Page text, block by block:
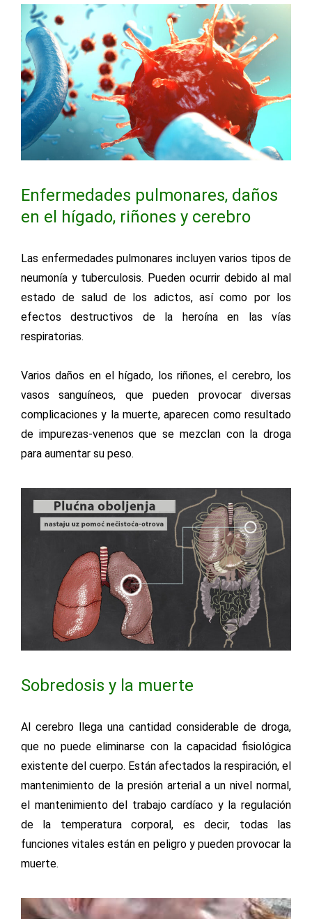
Enfermedades pulmonares, daños
en el hígado, riñones y cerebro
Las enfermedades pulmonares incluyen varios tipos de
neumonía y tuberculosis. Pueden ocurrir debido al mal
estado de salud de los adictos, así como por los
efectos destructivos de la heroína en las vías
respiratorias.
Varios daños en el hígado, los riñones, el cerebro, los
vasos sanguíneos, que pueden provocar diversas
complicaciones y la muerte, aparecen como resultado
de impurezas-venenos que se mezclan con la droga
para aumentar su peso.
Sobredosis y la muerte
Al cerebro llega una cantidad considerable de droga,
que no puede eliminarse con la capacidad fisiológica
existente del cuerpo. Están afectados la respiración, el
mantenimiento de la presión arterial a un nivel normal,
el mantenimiento del trabajo cardíaco y la regulación
de la temperatura corporal, es decir, todas las
funciones vitales están en peligro y pueden provocar la
muerte.